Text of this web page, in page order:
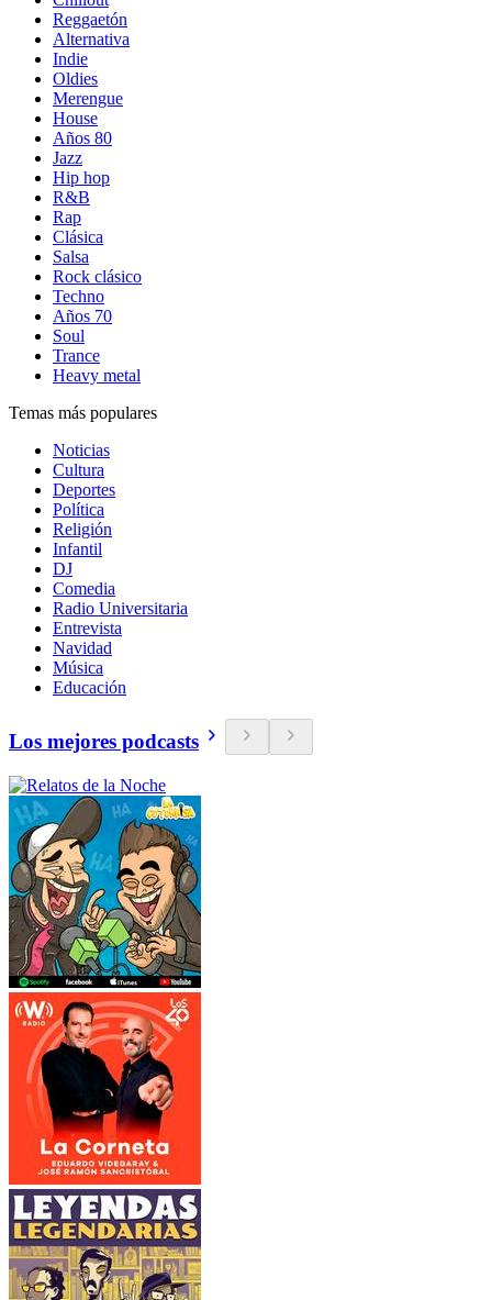
Reggaetón
Alternativa
Indie
Oldies
Merengue
House
Años 80
Jazz
Hip hop
R&B
Rap
Clásica
Salsa
Rock clásico
Techno
Años 70
Soul
Trance
Heavy metal
Temas más populares
Noticias
Cultura
Deportes
Política
Religión
Infantil
DJ
Comedia
Radio Universitaria
Entrevista
Navidad
Música
Educación
Los mejores podcasts